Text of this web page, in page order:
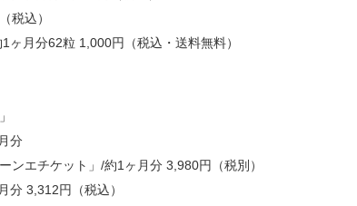
税込）
月分62粒 1,000円（税込・送料無料）
分
エチケット」/約1ヶ月分 3,980円（税別）
3,312円（税込）